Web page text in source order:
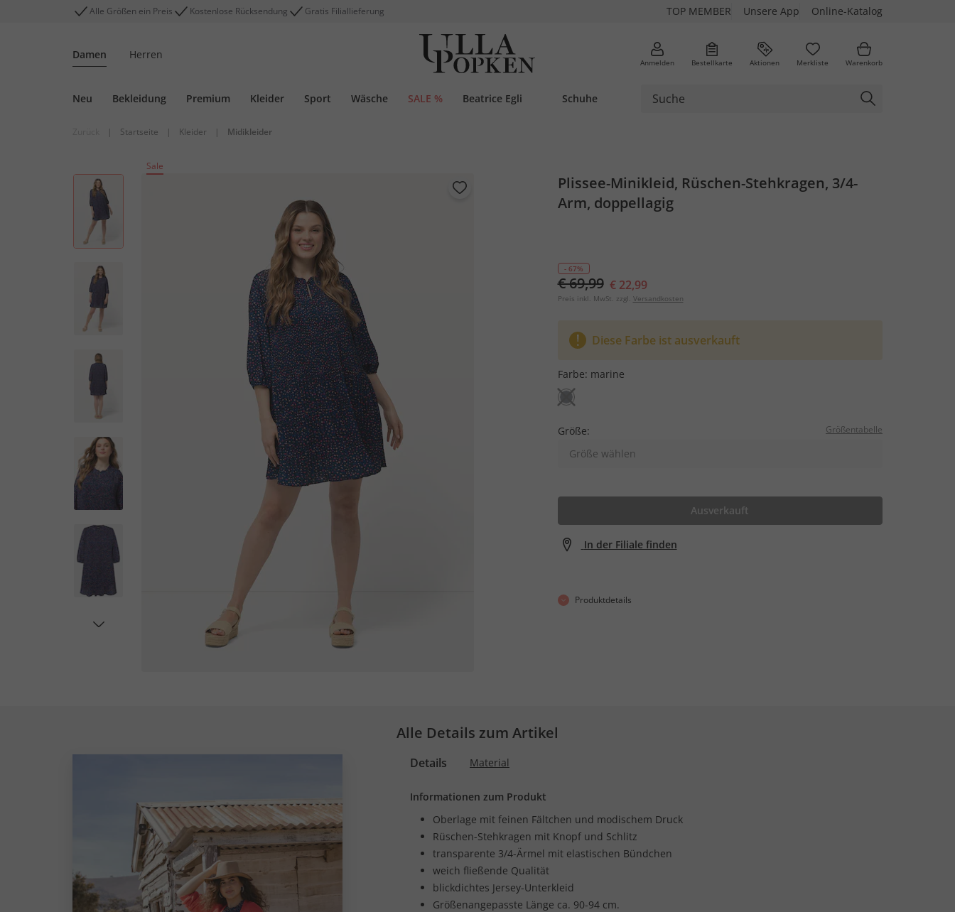
Alle Größen ein Preis Kostenlose Rücksendung Gratis Filiallieferung TOP MEMBER Unsere App Online-Katalog
Damen Herren
Anmelden Bestellkarte Aktionen Merkliste Warenkorb
Neu Bekleidung Premium Kleider Sport Wäsche SALE % Beatrice Egli Schuhe
| Startseite | Kleider | Midikleider
Sale
Plissee-Minikleid, Rüschen-Stehkragen, 3/4-
Arm, doppellagig
- 67%
€ 69,99 € 22,99
Preis inkl. MwSt. zzgl. Versandkosten
Diese Farbe ist ausverkauft
Farbe: marine
Größe: Größentabelle
Größe wählen
Ausverkauft
In der Filiale finden
Produktdetails
Alle Details zum Artikel
Details Material
Informationen zum Produkt
Oberlage mit feinen Fältchen und modischem Druck
Rüschen-Stehkragen mit Knopf und Schlitz
transparente 3/4-Ärmel mit elastischen Bündchen
weich fließende Qualität
blickdichtes Jersey-Unterkleid
Größenangepasste Länge ca. 90-94 cm.